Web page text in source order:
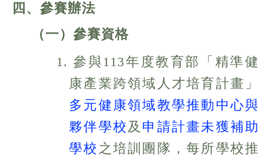
四、參賽辦法
（一）參賽資格
1. 參與113年度教育部「精準健
康產業跨領域人才培育計畫」
多元健康領域教學推動中心與
夥伴學校及 申請計畫未獲補助
學校 之培訓團隊，每所學校推